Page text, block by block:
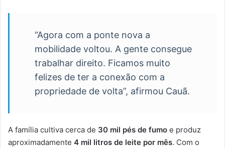
“Agora com a ponte nova a
mobilidade voltou. A gente consegue
trabalhar direito. Ficamos muito
felizes de ter a conexão com a
propriedade de volta”, afirmou Cauã.
A família cultiva cerca de 30 mil pés de fumo e produz
aproximadamente 4 mil litros de leite por mês. Com o